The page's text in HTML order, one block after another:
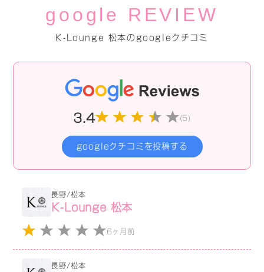
google REVIEW
K-Lounge 松本のgoogleクチコミ
3.4 (5)
googleクチコミを投稿する
長野/松本
K-Lounge 松本
6ヶ月前
長野/松本